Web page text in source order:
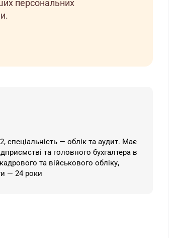
персональних
спеціальність — облік та аудит. Має
та головного бухгалтера в
та військового обліку,
— 24 роки